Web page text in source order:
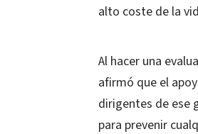
alto coste de la
Al hacer una
afirmó que el
dirigentes de ese
para prevenir